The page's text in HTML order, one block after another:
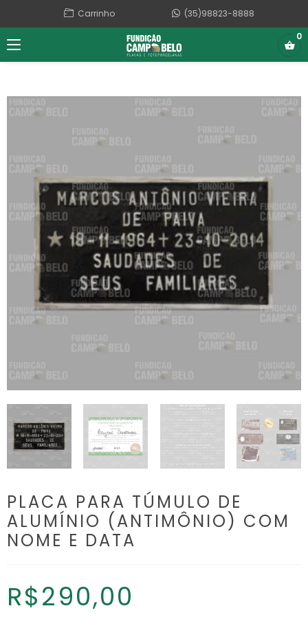
Carrinho
(35)98823-8888
0
PLACA PARA TÚMULO DE
ALUMÍNIO (ANTIMÔNIO) COM
NOME E DATA
R$290,00